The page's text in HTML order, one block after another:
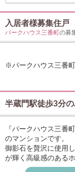
入居者様募集住戸
パークハウス三番町の募
※パークハウス三番
半蔵門駅徒歩3分
『パークハウス三番
のマンションです。
御影石を贅沢に使用
が輝く高級感のある
高級マンションです